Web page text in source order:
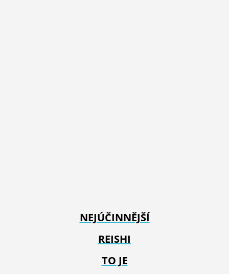
NEJÚČINNĚJŠÍ
REISHI
TO JE